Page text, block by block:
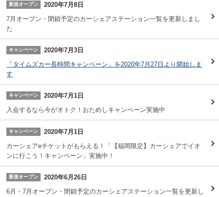
新規オープン
2020年7月8日
7月オープン・閉鎖予定のカーシェアステーション一覧を更新しまし
た
キャンペーン
2020年7月3日
「タイムズカー長時間キャンペーン」を2020年7月27日より開始しま
す
キャンペーン
2020年7月1日
入会するなら今がオトク！おためしキャンペーン実施中
キャンペーン
2020年7月1日
カーシェアeチケットがもらえる！「【福岡限定】カーシェアでイオ
ンに行こう！キャンペーン」実施中！
新規オープン
2020年6月26日
6月・7月オープン・閉鎖予定のカーシェアステーション一覧を更新し